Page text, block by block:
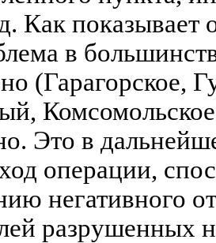
Как
в
(Гарагорское,
Это в
операции,
негативного
разрушенных